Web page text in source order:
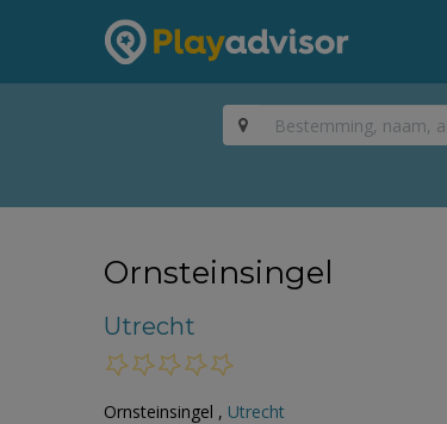
Ornsteinsingel
Utrecht
Ornsteinsingel , Utrecht